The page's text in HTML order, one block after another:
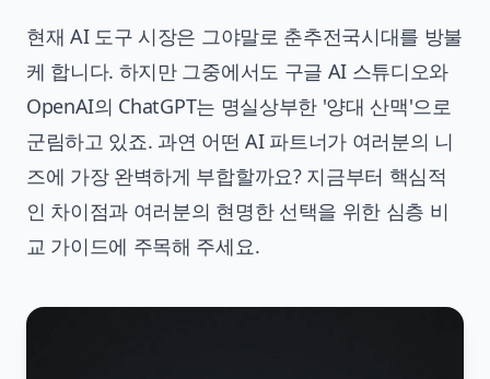
현재 AI 도구 시장은 그야말로 춘추전국시대를 방불
케 합니다. 하지만 그중에서도 구글 AI 스튜디오와
OpenAI의 ChatGPT는 명실상부한 '양대 산맥'으로
군림하고 있죠. 과연 어떤 AI 파트너가 여러분의 니
즈에 가장 완벽하게 부합할까요? 지금부터 핵심적
인 차이점과 여러분의 현명한 선택을 위한 심층 비
교 가이드에 주목해 주세요.